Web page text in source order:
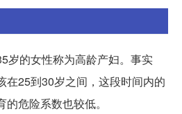
岁的女性称为高龄产妇。事实
在25到30岁之间，这段时间内的
危险系数也较低。